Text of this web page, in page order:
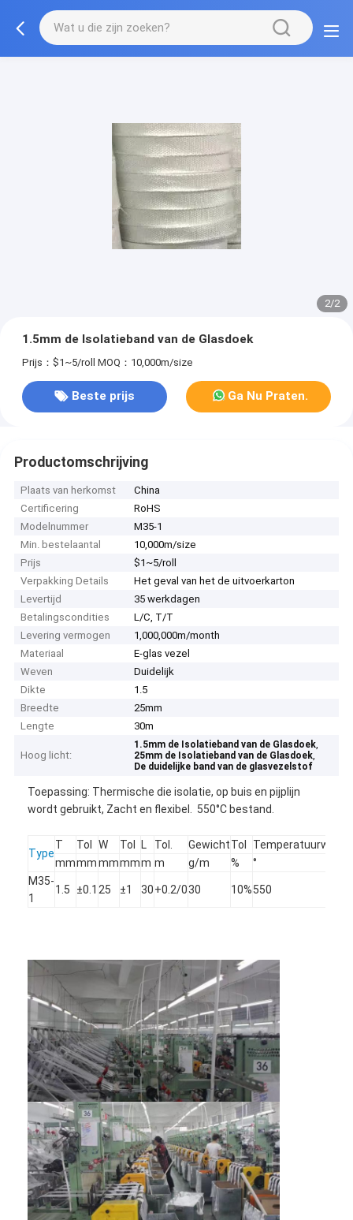
2/2
1.5mm de Isolatieband van de Glasdoek
Prijs：$1~5/roll MOQ：10,000m/size
Beste prijs Ga Nu Praten.
Productomschrijving
Plaats van herkomst
China
Certificering
RoHS
Modelnummer
M35-1
Min. bestelaantal
10,000m/size
Prijs
$1~5/roll
Verpakking Details
Het geval van het de uitvoerkarton
Levertijd
35 werkdagen
Betalingscondities
L/C, T/T
Levering vermogen
1,000,000m/month
Materiaal
E-glas vezel
Weven
Duidelijk
Dikte
1.5
Breedte
25mm
Lengte
30m
Hoog licht:
1.5mm de Isolatieband van de Glasdoek,
25mm de Isolatieband van de Glasdoek,
De duidelijke band van de glasvezelstof
Toepassing: Thermische die isolatie, op buis en pijplijn
wordt gebruikt, Zacht en flexibel. 550°C bestand.
Type
T Tol W Tol L Tol. GewichtTol
mmmm mmmmm m g/m %
°
M35-
1
1.5 ±0.1 25 ±1 30+0.2/030 10%550